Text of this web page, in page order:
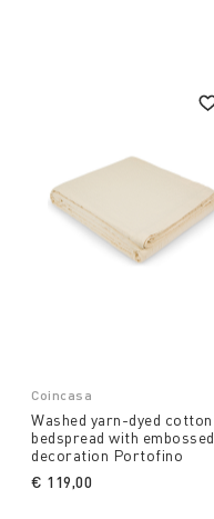
Coincasa
Washed yarn-dyed cotton
bedspread with embossed
decoration Portofino
€ 119,00